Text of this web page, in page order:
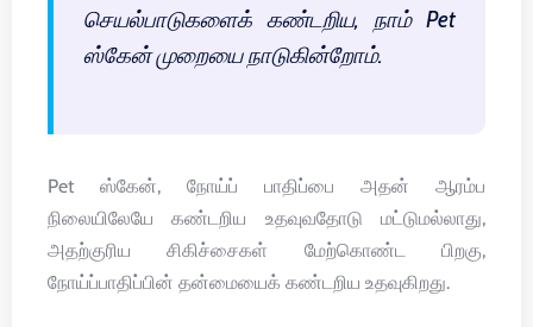
செயல்பாடுகளைக் கண்டறிய, நாம் Pet
ஸ்கேன் முறையை நாடுகின்றோம்.
Pet ஸ்கேன், நோய்ப் பாதிப்பை அதன் ஆரம்ப
நிலையிலேயே கண்டறிய உதவுவதோடு மட்டுமல்லாது,
அதற்குரிய சிகிச்சைகள் மேற்கொண்ட பிறகு,
நோய்ப்பாதிப்பின் தன்மையைக் கண்டறிய உதவுகிறது.